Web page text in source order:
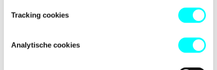
Tracking cookies
Analytische cookies
browser consolefor